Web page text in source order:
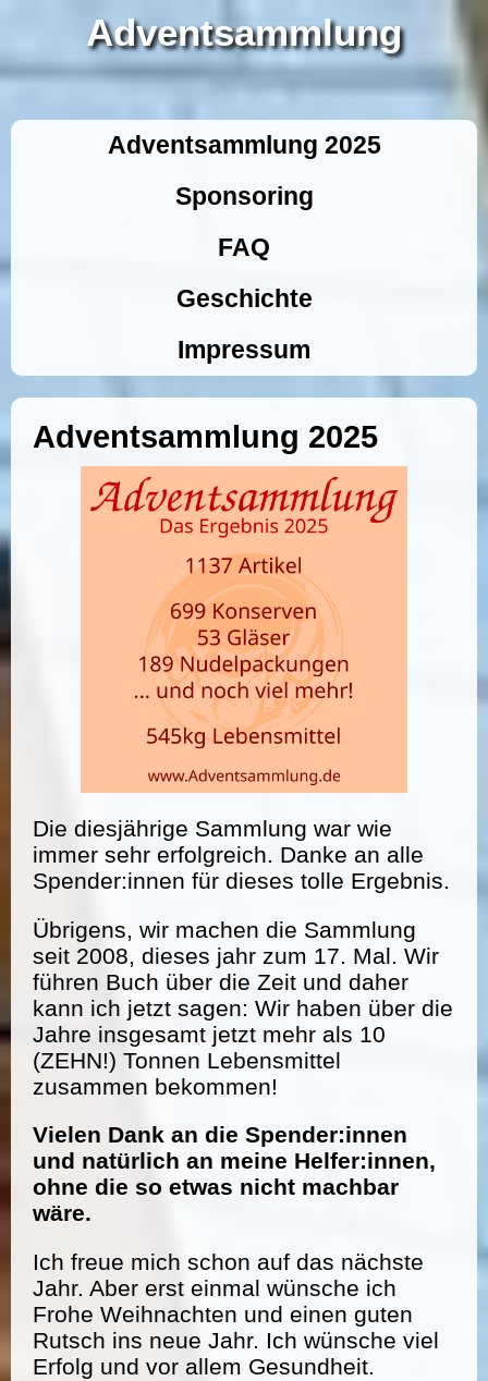
Adventsammlung
Adventsammlung 2025
Sponsoring
FAQ
Geschichte
Impressum
Adventsammlung 2025
Die diesjährige Sammlung war wie
immer sehr erfolgreich. Danke an alle
Spender:innen für dieses tolle Ergebnis.
Übrigens, wir machen die Sammlung
seit 2008, dieses jahr zum 17. Mal. Wir
führen Buch über die Zeit und daher
kann ich jetzt sagen: Wir haben über die
Jahre insgesamt jetzt mehr als 10
(ZEHN!) Tonnen Lebensmittel
zusammen bekommen!
Vielen Dank an die Spender:innen
und natürlich an meine Helfer:innen,
ohne die so etwas nicht machbar
wäre.
Ich freue mich schon auf das nächste
Jahr. Aber erst einmal wünsche ich
Frohe Weihnachten und einen guten
Rutsch ins neue Jahr. Ich wünsche viel
Erfolg und vor allem Gesundheit.